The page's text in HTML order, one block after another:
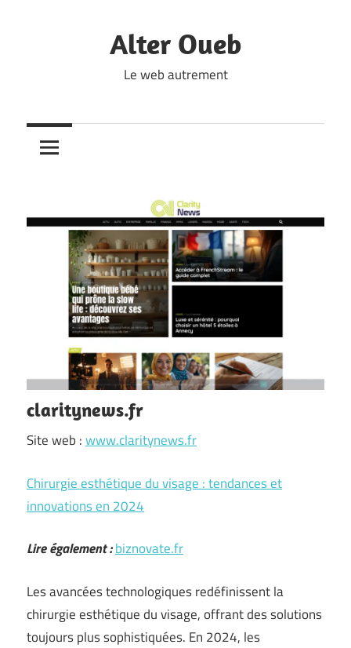
Alter Oueb
Le web autrement
claritynews.fr
Site web :www.claritynews.fr
Chirurgie esthétique du visage : tendances et
innovations en 2024
Lire également :biznovate.fr
Les avancées technologiques redéfinissent la
chirurgie esthétique du visage, offrant des solutions
toujours plus sophistiquées. En 2024, les